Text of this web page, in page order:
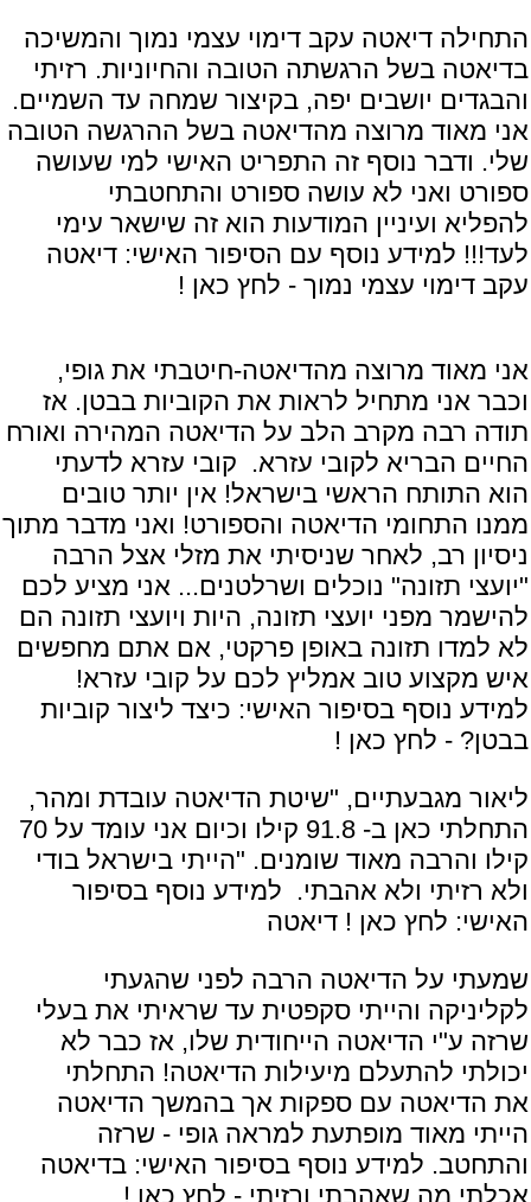
התחילה דיאטה עקב דימוי עצמי נמוך והמשיכה
בדיאטה בשל הרגשתה הטובה והחיוניות. רזיתי
והבגדים יושבים יפה, בקיצור שמחה עד השמיים.
אני מאוד מרוצה מהדיאטה בשל ההרגשה הטובה
שלי. ודבר נוסף זה התפריט האישי למי שעושה
ספורט ואני לא עושה ספורט והתחטבתי
להפליא ועיניין המודעות הוא זה שישאר עימי
לעד!!! למידע נוסף עם הסיפור האישי: דיאטה
עקב דימוי עצמי נמוך - לחץ כאן !
אני מאוד מרוצה מהדיאטה-חיטבתי את גופי,
וכבר אני מתחיל לראות את הקוביות בבטן. אז
תודה רבה מקרב הלב על הדיאטה המהירה ואורח
החיים הבריא לקובי עזרא. קובי עזרא לדעתי
הוא התותח הראשי בישראל! אין יותר טובים
ממנו התחומי הדיאטה והספורט! ואני מדבר מתוך
ניסיון רב, לאחר שניסיתי את מזלי אצל הרבה
"יועצי תזונה" נוכלים ושרלטנים... אני מציע לכם
להישמר מפני יועצי תזונה, היות ויועצי תזונה הם
לא למדו תזונה באופן פרקטי, אם אתם מחפשים
איש מקצוע טוב אמליץ לכם על קובי עזרא!
למידע נוסף בסיפור האישי: כיצד ליצור קוביות
בבטן? - לחץ כאן !
ליאור מגבעתיים, "שיטת הדיאטה עובדת ומהר,
התחלתי כאן ב- 91.8 קילו וכיום אני עומד על 70
קילו והרבה מאוד שומנים. "הייתי בישראל בודי
ולא רזיתי ולא אהבתי. למידע נוסף בסיפור
האישי: לחץ כאן ! דיאטה
שמעתי על הדיאטה הרבה לפני שהגעתי
לקליניקה והייתי סקפטית עד שראיתי את בעלי
שרזה ע"י הדיאטה הייחודית שלו, אז כבר לא
יכולתי להתעלם מיעילות הדיאטה! התחלתי
את הדיאטה עם ספקות אך בהמשך הדיאטה
הייתי מאוד מופתעת למראה גופי - שרזה
והתחטב. למידע נוסף בסיפור האישי: בדיאטה
אכלתי מה שאהבתי ורזיתי - לחץ כאן !